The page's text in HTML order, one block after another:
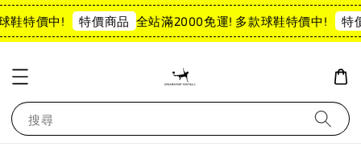
鞋特價中! 特價商品 全站滿2000免運! 多款球鞋特價中! 特
搜尋